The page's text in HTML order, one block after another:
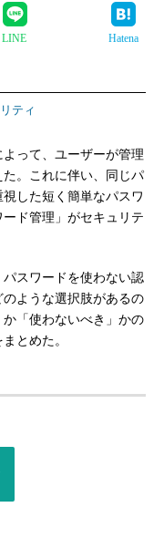
LINE Hatena
ティ
って、ユーザーが管理
。これに伴い、同じパ
した短く簡単なパスワ
ド管理」がセキュリテ
スワードを使わない認
ような選択肢があるの
「使わないべき」かの
とめた。